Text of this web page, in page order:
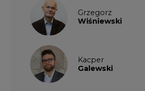
Grzegorz
Wiśniewski
Kacper
Galewski